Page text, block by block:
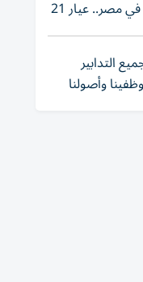
أغسطس 2026 في مصر.. عيار 21
التدابير
وأصولنا